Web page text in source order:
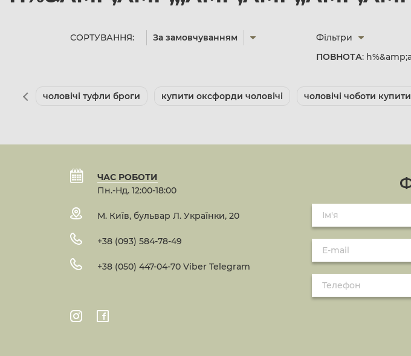
СОРТУВАННЯ: За замовчуванням
Фільтри
ПОВНОТА:
чоловічі туфли броги купити оксфорди чоловічі чоловічі чоботи купити
ЧАС РОБОТИ
Пн.-Нд. 12:00-18:00
М. Київ, бульвар Л. Українки, 20
+38 (093) 584-78-49
+38 (050) 447-04-70 Viber Telegram